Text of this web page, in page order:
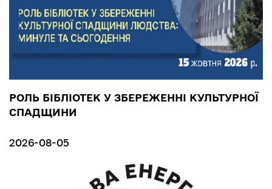
РОЛЬ БІБЛІОТЕК У ЗБЕРЕЖЕННІ КУЛЬТУРНОЇ
СПАДЩИНИ
2026-08-05